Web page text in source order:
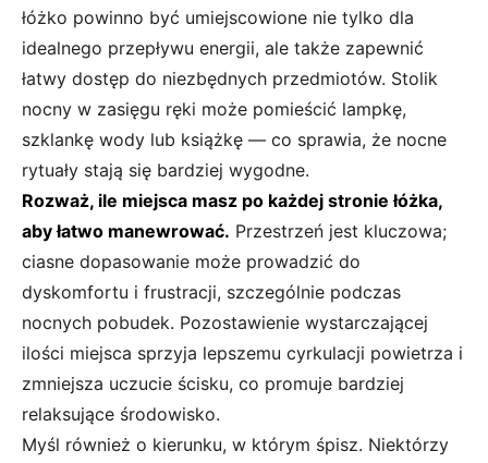
łóżko powinno być umiejscowione nie tylko dla
idealnego przepływu energii, ale także zapewnić
łatwy dostęp do niezbędnych przedmiotów. Stolik
nocny w zasięgu ręki może pomieścić lampkę,
szklankę wody lub książkę — co sprawia, że nocne
rytuały stają się bardziej wygodne.
Rozważ, ile miejsca masz po każdej stronie łóżka,
aby łatwo manewrować. Przestrzeń jest kluczowa;
ciasne dopasowanie może prowadzić do
dyskomfortu i frustracji, szczególnie podczas
nocnych pobudek. Pozostawienie wystarczającej
ilości miejsca sprzyja lepszemu cyrkulacji powietrza i
zmniejsza uczucie ścisku, co promuje bardziej
relaksujące środowisko.
Myśl również o kierunku, w którym śpisz. Niektórzy